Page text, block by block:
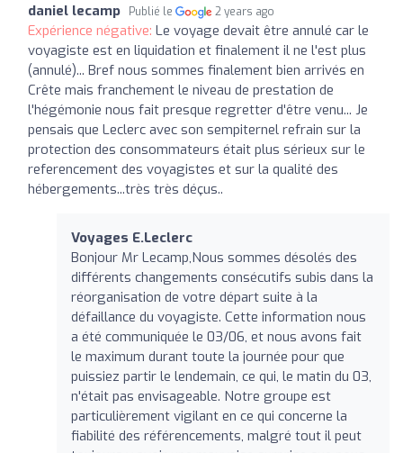
daniel lecamp Publié le 2 years ago
Expérience négative: Le voyage devait être annulé car le
voyagiste est en liquidation et finalement il ne l'est plus
(annulé)... Bref nous sommes finalement bien arrivés en
Crête mais franchement le niveau de prestation de
l'hégémonie nous fait presque regretter d'être venu... Je
pensais que Leclerc avec son sempiternel refrain sur la
protection des consommateurs était plus sérieux sur le
referencement des voyagistes et sur la qualité des
hébergements...très très déçus..
Voyages E.Leclerc
Bonjour Mr Lecamp,Nous sommes désolés des
différents changements consécutifs subis dans la
réorganisation de votre départ suite à la
défaillance du voyagiste. Cette information nous
a été communiquée le 03/06, et nous avons fait
le maximum durant toute la journée pour que
puissiez partir le lendemain, ce qui, le matin du 03,
n'était pas envisageable. Notre groupe est
particulièrement vigilant en ce qui concerne la
fiabilité des référencements, malgré tout il peut